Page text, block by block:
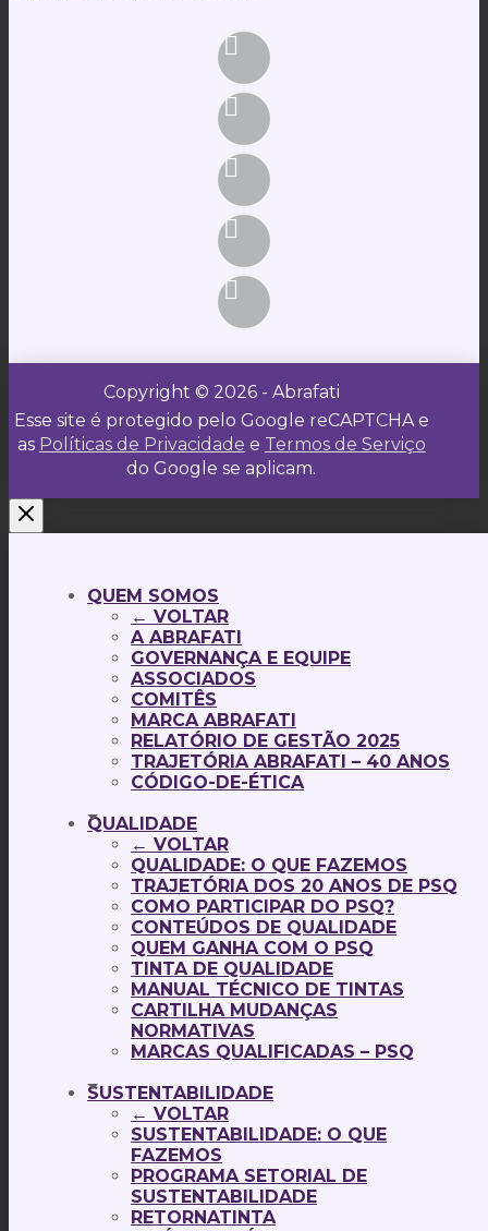
Copyright © 2026 - Abrafati
Esse site é protegido pelo Google reCAPTCHA e
as Políticas de Privacidade e Termos de Serviço
do Google se aplicam.
QUEM SOMOS
← VOLTAR
A ABRAFATI
GOVERNANÇA E EQUIPE
ASSOCIADOS
COMITÊS
MARCA ABRAFATI
RELATÓRIO DE GESTÃO 2025
TRAJETÓRIA ABRAFATI – 40 ANOS
CÓDIGO-DE-ÉTICA
QUALIDADE
← VOLTAR
QUALIDADE: O QUE FAZEMOS
TRAJETÓRIA DOS 20 ANOS DE PSQ
COMO PARTICIPAR DO PSQ?
CONTEÚDOS DE QUALIDADE
QUEM GANHA COM O PSQ
TINTA DE QUALIDADE
MANUAL TÉCNICO DE TINTAS
CARTILHA MUDANÇAS
NORMATIVAS
MARCAS QUALIFICADAS – PSQ
SUSTENTABILIDADE
← VOLTAR
SUSTENTABILIDADE: O QUE
FAZEMOS
PROGRAMA SETORIAL DE
SUSTENTABILIDADE
RETORNATINTA